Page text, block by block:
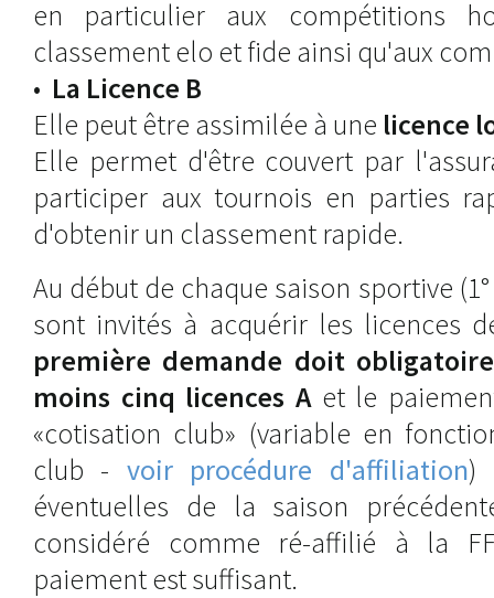
en particulier aux compétitions
classement elo et fide ainsi qu'aux
• La Licence B
Elle peut être assimilée à une licence
Elle permet d'être couvert par
participer aux tournois en parties
d'obtenir un classement rapide.
Au début de chaque saison sportive
sont invités à acquérir les licences
première demande doit
moins cinq licences A et le
«cotisation club» (variable en
club - voir procédure d'affiliation)
éventuelles de la saison
considéré comme ré-affilié à la
paiement est suffisant.